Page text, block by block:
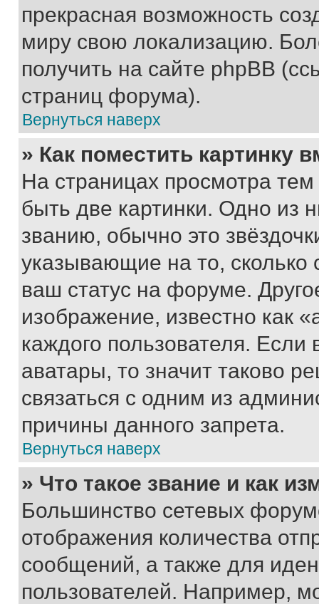
прекрасная возможность
миру свою локализацию.
получить на сайте phpBB
страниц форума).
Вернуться наверх
» Как поместить картинку
На страницах просмотра
быть две картинки. Одно из
званию, обычно это
указывающие на то,
ваш статус на форуме.
изображение, известно как
каждого пользователя.
аватары, то значит таково
связаться с одним из
причины данного запрета.
Вернуться наверх
» Что такое звание и как
Большинство сетевых
отображения количества
сообщений, а также для
пользователей. Например,